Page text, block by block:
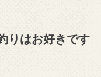
りはお好きです